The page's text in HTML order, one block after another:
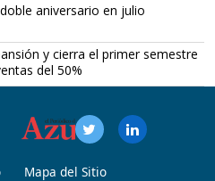
aniversario en julio
y cierra el primer semestre
del 50%
Mapa del Sitio